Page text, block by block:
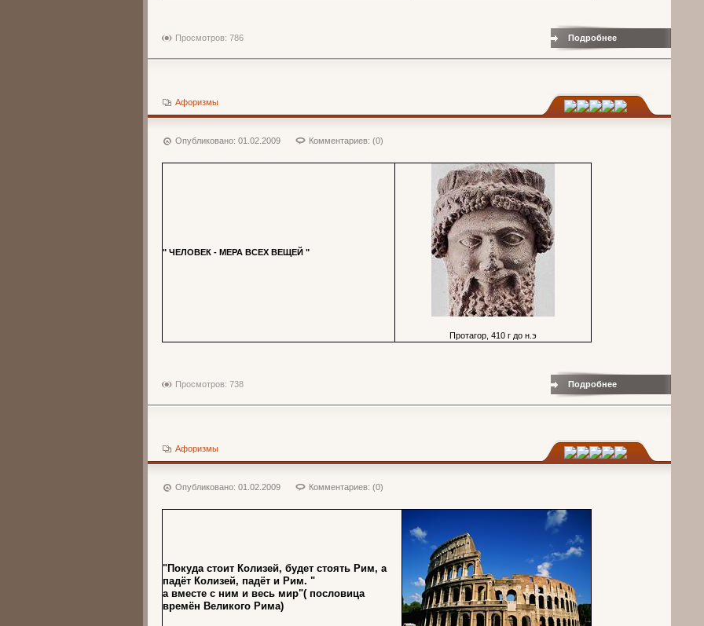
Подробнее
Просмотров: 786
Афоризмы
Опубликовано: 01.02.2009 Комментариев: (0)
" ЧЕЛОВЕК - МЕРА ВСЕХ ВЕЩЕЙ "
Протагор, 410 г до н.э
Подробнее
Просмотров: 738
Афоризмы
Опубликовано: 01.02.2009 Комментариев: (0)
"Покуда стоит Колизей, будет стоять Рим, а
падёт Колизей, падёт и Рим. "
а вместе с ним и весь мир"( пословица
времён Великого Рима)